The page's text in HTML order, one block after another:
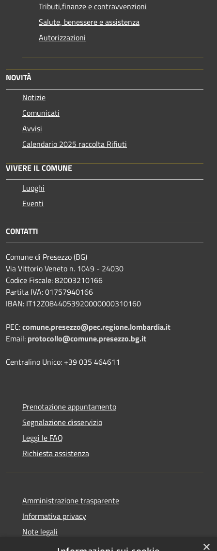
Tributi,finanze e contravvenzioni
Salute, benessere e assistenza
Autorizzazioni
NOVITÀ
Notizie
Comunicati
Avvisi
Calendario 2025 raccolta Rifiuti
VIVERE IL COMUNE
Luoghi
Eventi
CONTATTI
Comune di Presezzo (BG)
Via Vittorio Veneto n. 1049 - 24030
Codice Fiscale: 82003210166
Partita IVA: 01757940166
IBAN: IT12Z0844053920000000310160
PEC:comune.presezzo@pec.regione.lombardia.it
Email: protocollo@comune.presezzo.bg.it
Centralino Unico: +39 035 464611
Prenotazione appuntamento
Segnalazione disservizio
Leggi le FAQ
Richiesta assistenza
Amministrazione trasparente
Informativa privacy
Note legali
Dichiarazione di accessibilità
×